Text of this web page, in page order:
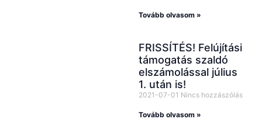
Tovább olvasom »
FRISSÍTÉS! Felújítási
támogatás szaldó
elszámolással július
1. után is!
2021-07-01 Nincs hozzászólás
Tovább olvasom »